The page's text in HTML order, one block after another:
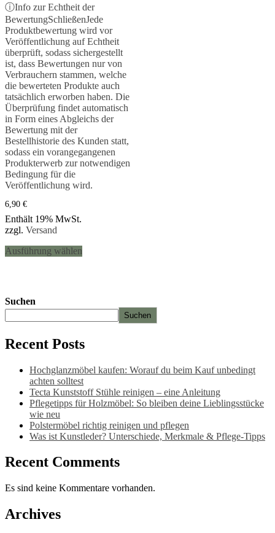
Bewertet mit
5.00
von 5
ⓘInfo zur Echtheit der
BewertungSchließenJede
Produktbewertung wird vor
Veröffentlichung auf Echtheit
überprüft, sodass sichergestellt
ist, dass Bewertungen nur von
Verbrauchern stammen, welche
die bewerteten Produkte auch
tatsächlich erworben haben. Die
Überprüfung findet automatisch
in Form eines Abgleichs der
Bewertung mit der
Bestellhistorie des Kunden statt,
sodass ein vorangegangenen
Produkterwerb zur notwendigen
Bedingung für die
Veröffentlichung wird.
6,90 €
Enthält 19% MwSt.
zzgl. Versand
Ausführung wählen
Die
auf
der
gewählt
werden
Suchen
Suchen
Recent Posts
Hochglanzmöbel kaufen: Worauf du beim Kauf unbedingt
achten solltest
Tecta Kunststoff Stühle reinigen – eine Anleitung
Pflegetipps für Holzmöbel: So bleiben deine Lieblingsstücke
wie neu​
Polstermöbel richtig reinigen und pflegen
Was ist Kunstleder? Unterschiede, Merkmale & Pflege-Tipps
Recent Comments
Es sind keine Kommentare vorhanden.
Archives